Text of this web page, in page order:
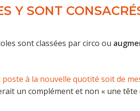
Y SONT
sont classées par circo ou
à la nouvelle quotité soit de
un complément et non « une tête